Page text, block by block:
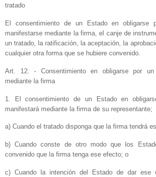
tratado
El consentimiento de un Estado en obligarse
manifestarse mediante la firma, el canje de
un tratado, la ratificación, la aceptación, la
cualquier otra forma que se hubiere convenido.
Art. 12. - Consentimiento en obligarse por un
mediante la firma
1. El consentimiento de un Estado en
manifestará mediante la firma de su representante;
a) Cuando el tratado disponga que la firma tendrá
b) Cuando conste de otro modo que los
convenido que la firma tenga ese efecto; o
c) Cuando la intención del Estado de dar